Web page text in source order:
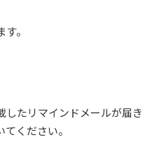
。
したリマインドメールが届き
ください。